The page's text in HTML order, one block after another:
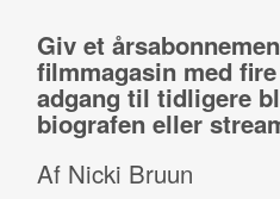
Giv et
filmmagasin med
adgang til tidligere
biografen eller
Af Nicki Bruun